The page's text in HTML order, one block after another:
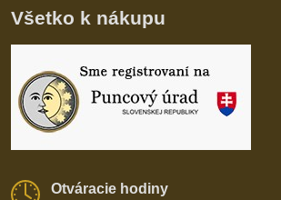
Všetko k nákupu
Otváracie hodiny